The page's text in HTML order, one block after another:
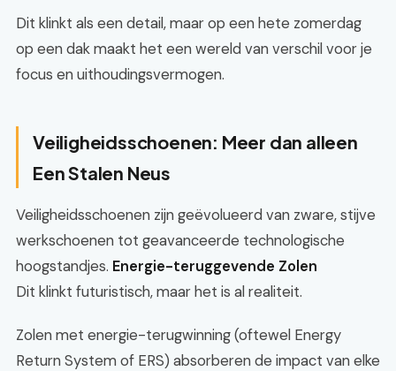
Dit klinkt als een detail, maar op een hete zomerdag
op een dak maakt het een wereld van verschil voor je
focus en uithoudingsvermogen.
Veiligheidsschoenen: Meer dan alleen
Een Stalen Neus
Veiligheidsschoenen zijn geëvolueerd van zware, stijve
werkschoenen tot geavanceerde technologische
hoogstandjes. Energie-teruggevende Zolen
Dit klinkt futuristisch, maar het is al realiteit.
Zolen met energie-terugwinning (oftewel Energy
Return System of ERS) absorberen de impact van elke